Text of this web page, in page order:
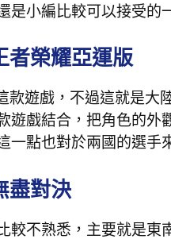
是小編比較可以接受的
者榮耀亞運版
款遊戲，不過這就是
遊戲結合，把角色的
一點也對於兩國的選手
盡對決
較不熟悉，主要就是